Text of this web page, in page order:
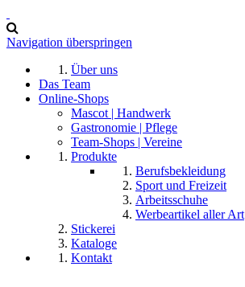
Navigation überspringen
Über uns
Das Team
Online-Shops
Mascot | Handwerk
Gastronomie | Pflege
Team-Shops | Vereine
Produkte
Berufsbekleidung
Sport und Freizeit
Arbeitsschuhe
Werbeartikel aller Art
Stickerei
Kataloge
Kontakt